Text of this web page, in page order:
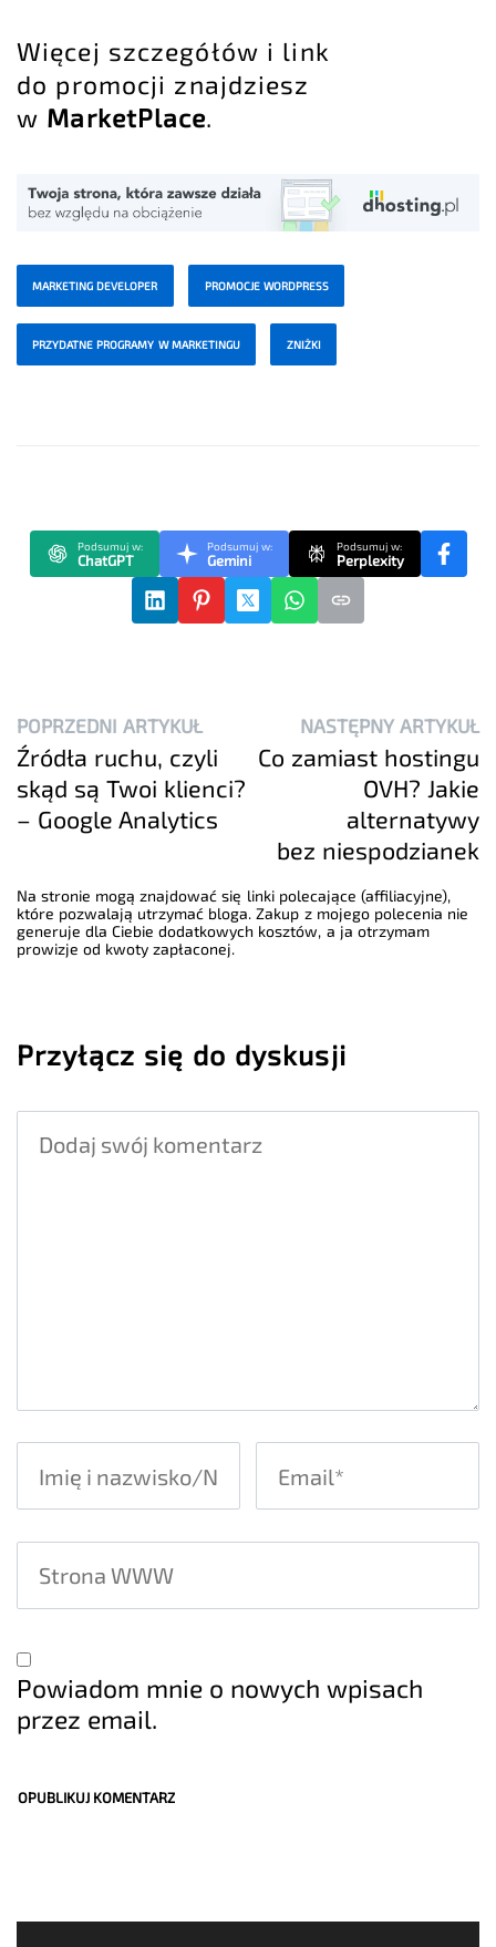
Więcej szczegółów i link
do promocji znajdziesz
w MarketPlace.
MARKETING DEVELOPER PROMOCJE WORDPRESS
PRZYDATNE PROGRAMY W MARKETINGU ZNIŻKI
Podsumuj w:
ChatGPT
Podsumuj w:
Gemini
Podsumuj w:
Perplexity
POPRZEDNI ARTYKUŁ
Źródła ruchu, czyli
skąd są Twoi klienci?
– Google Analytics
NASTĘPNY ARTYKUŁ
Co zamiast hostingu
OVH? Jakie
alternatywy
bez niespodzianek
Na stronie mogą znajdować się linki polecające (affiliacyjne),
które pozwalają utrzymać bloga. Zakup z mojego polecenia nie
generuje dla Ciebie dodatkowych kosztów, a ja otrzymam
prowizje od kwoty zapłaconej.
Przyłącz się do dyskusji
Powiadom mnie o nowych wpisach
przez email.